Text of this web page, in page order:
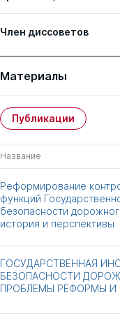
Член диссоветов
Материалы
Публикации
Название
Реформирование
функций
безопасности
история и перспективы
ГОСУДАРСТВЕННАЯ
БЕЗОПАСНОСТИ
ПРОБЛЕМЫ РЕФОРМЫ И